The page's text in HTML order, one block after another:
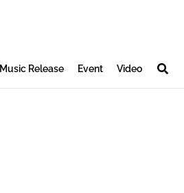
Music Release Event Video